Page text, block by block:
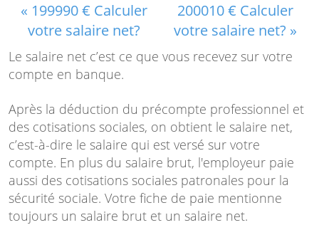
« 199990 € Calculer
votre salaire net?
200010 € Calculer
votre salaire net? »
Le salaire net c’est ce que vous recevez sur votre
compte en banque.
Après la déduction du précompte professionnel et
des cotisations sociales, on obtient le salaire net,
c’est-à-dire le salaire qui est versé sur votre
compte. En plus du salaire brut, l'employeur paie
aussi des cotisations sociales patronales pour la
sécurité sociale. Votre fiche de paie mentionne
toujours un salaire brut et un salaire net.